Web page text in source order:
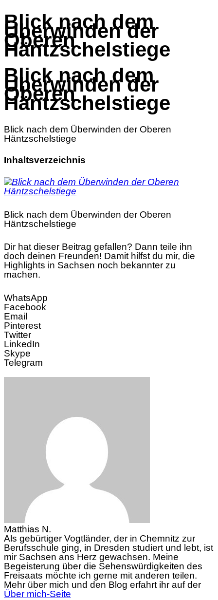
Blick nach dem
Überwinden der
Oberen
Häntzschelstiege
Blick nach dem
Überwinden der
Oberen
Häntzschelstiege
Blick nach dem Überwinden der Oberen
Häntzschelstiege
Inhaltsverzeichnis
Blick nach dem Überwinden der Oberen
Häntzschelstiege
Dir hat dieser Beitrag gefallen? Dann teile ihn
doch deinen Freunden! Damit hilfst du mir, die
Highlights in Sachsen noch bekannter zu
machen.
WhatsApp
Facebook
Email
Pinterest
Twitter
LinkedIn
Skype
Telegram
Matthias N.
Als gebürtiger Vogtländer, der in Chemnitz zur
Berufsschule ging, in Dresden studiert und lebt, ist
mir Sachsen ans Herz gewachsen. Meine
Begeisterung über die Sehenswürdigkeiten des
Freisaats möchte ich gerne mit anderen teilen.
Mehr über mich und den Blog erfahrt ihr auf der
Über mich-Seite